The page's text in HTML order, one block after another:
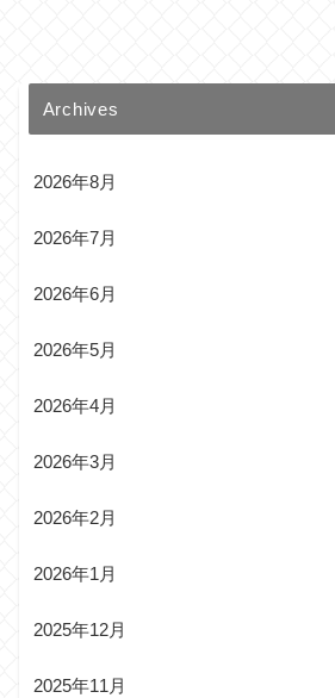
Archives
2026年8月
2026年7月
2026年6月
2026年5月
2026年4月
2026年3月
2026年2月
2026年1月
2025年12月
2025年11月